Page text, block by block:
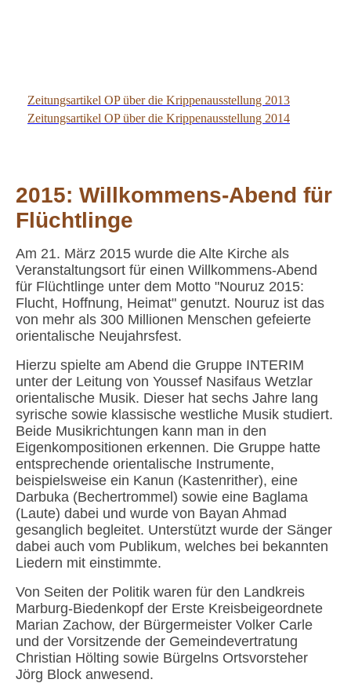
Zeitungsartikel OP über die Krippenausstellung 2013
Zeitungsartikel OP über die Krippenausstellung 2014
2015: Willkommens-Abend für
Flüchtlinge
Am 21. März 2015 wurde die Alte Kirche als
Veranstaltungsort für einen Willkommens-Abend
für Flüchtlinge unter dem Motto "Nouruz 2015:
Flucht, Hoffnung, Heimat" genutzt. Nouruz ist das
von mehr als 300 Millionen Menschen gefeierte
orientalische Neujahrsfest.
Hierzu spielte am Abend die Gruppe INTERIM
unter der Leitung von Youssef Nasifaus Wetzlar
orientalische Musik. Dieser hat sechs Jahre lang
syrische sowie klassische westliche Musik studiert.
Beide Musikrichtungen kann man in den
Eigenkompositionen erkennen. Die Gruppe hatte
entsprechende orientalische Instrumente,
beispielsweise ein Kanun (Kastenrither), eine
Darbuka (Bechertrommel) sowie eine Baglama
(Laute) dabei und wurde von Bayan Ahmad
gesanglich begleitet. Unterstützt wurde der Sänger
dabei auch vom Publikum, welches bei bekannten
Liedern mit einstimmte.
Von Seiten der Politik waren für den Landkreis
Marburg-Biedenkopf der Erste Kreisbeigeordnete
Marian Zachow, der Bürgermeister Volker Carle
und der Vorsitzende der Gemeindevertratung
Christian Hölting sowie Bürgelns Ortsvorsteher
Jörg Block anwesend.